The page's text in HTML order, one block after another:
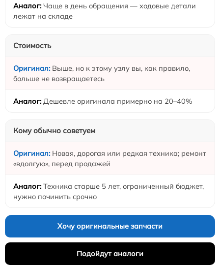
Чаще в день обращения — ходовые детали
лежат на складе
Стоимость
Выше, но к этому узлу вы, как правило,
больше не возвращаетесь
Дешевле оригинала примерно на 20–40%
Кому обычно советуем
Новая, дорогая или редкая техника; ремонт
«вдолгую», перед продажей
Техника старше 5 лет, ограниченный бюджет,
нужно починить срочно
Хочу оригинальные запчасти
Подойдут аналоги